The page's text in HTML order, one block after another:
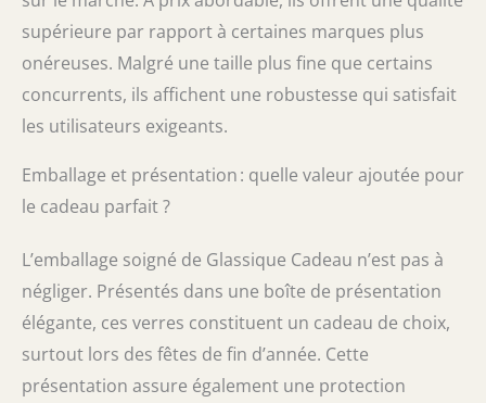
distribution et imitation exacte,
substantielle ou confuse similaire est
strictement interdite et peut faire l'objet de
poursuites judiciaires.
supérieure par rapport à certaines marques plus
onéreuses. Malgré une taille plus fine que certains
concurrents, ils affichent une robustesse qui satisfait
les utilisateurs exigeants.
Emballage et présentation : quelle valeur ajoutée pour
le cadeau parfait ?
L’emballage soigné de Glassique Cadeau n’est pas à
négliger. Présentés dans une boîte de présentation
élégante, ces verres constituent un cadeau de choix,
surtout lors des fêtes de fin d’année. Cette
présentation assure également une protection